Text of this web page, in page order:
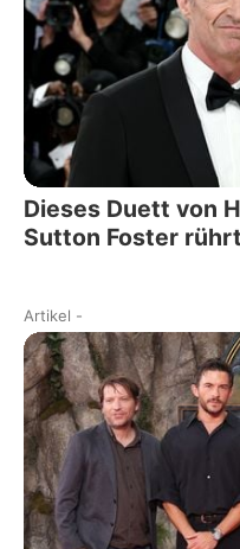
Dieses Duett von
Sutton Foster
Artikel -